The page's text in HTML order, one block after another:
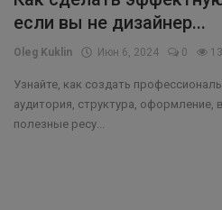
если вы не дизайнер...
Oleg Kuklin Июн 6, 2024 0
Узнайте, как создать
аудитория, структура,
полезные ресу...